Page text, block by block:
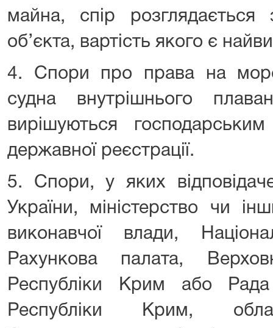
майна, спір розглядається
об’єкта, вартість якого є
4. Спори про права на
судна внутрішнього
вирішуються
державної реєстрації.
5. Спори, у яких
України, міністерство чи
виконавчої влади,
Рахункова палата,
Республіки Крим або Рада
Республіки Крим,